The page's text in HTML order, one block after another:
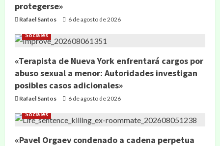
protegerse»
Rafael Santos 6 de agosto de 2026
Sociales
«Terapista de Nueva York enfrentará cargos por
abuso sexual a menor: Autoridades investigan
posibles casos adicionales»
Rafael Santos 6 de agosto de 2026
Sociales
«Pavel Orgaev condenado a cadena perpetua